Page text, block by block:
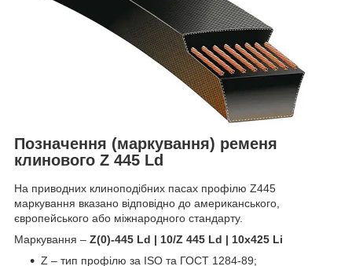
Позначення (маркування) ременя
клинового Z 445 Ld
На приводних клиноподібних пасах профілю Z445
маркування вказано відповідно до американського,
європейського або міжнародного стандарту.
Маркування – Z(0)-445 Ld | 10/Z 445 Ld | 10x425 Li
Z – тип профілю за ISO та ГОСТ 1284-89;